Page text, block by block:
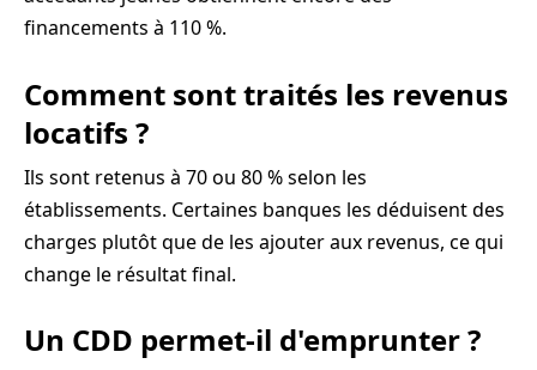
financements à 110 %.
Comment sont traités les revenus
locatifs ?
Ils sont retenus à 70 ou 80 % selon les
établissements. Certaines banques les déduisent des
charges plutôt que de les ajouter aux revenus, ce qui
change le résultat final.
Un CDD permet-il d'emprunter ?